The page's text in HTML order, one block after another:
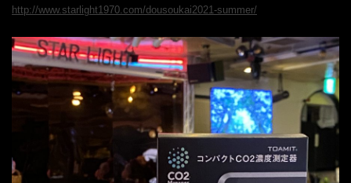
http://www.starlight1970.com/dousoukai2021-summer/